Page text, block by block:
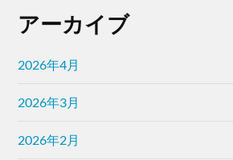
アーカイブ
2026年4月
2026年3月
2026年2月